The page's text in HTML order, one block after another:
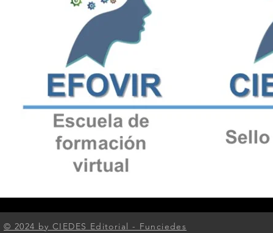
© 2024 by CIEDES Editorial - Funciedes​